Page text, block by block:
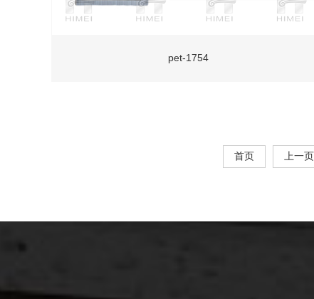
pet-1754
首页 上一页